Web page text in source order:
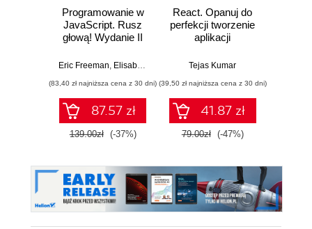
Programowanie w
JavaScript. Rusz
głową! Wydanie II
Eric Freeman, Elisabeth Robson
(83,40 zł najniższa cena z 30 dni)
87.57 zł
139.00zł (-37%)
React. Opanuj do
perfekcji tworzenie
aplikacji
nowej generacji
Tejas Kumar
(39,50 zł najniższa cena z 30 dni)
41.87 zł
79.00zł (-47%)